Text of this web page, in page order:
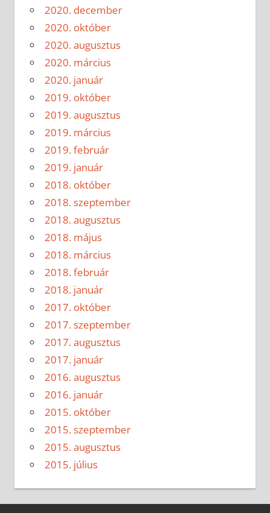
2020. december
2020. október
2020. augusztus
2020. március
2020. január
2019. október
2019. augusztus
2019. március
2019. február
2019. január
2018. október
2018. szeptember
2018. augusztus
2018. május
2018. március
2018. február
2018. január
2017. október
2017. szeptember
2017. augusztus
2017. január
2016. augusztus
2016. január
2015. október
2015. szeptember
2015. augusztus
2015. július